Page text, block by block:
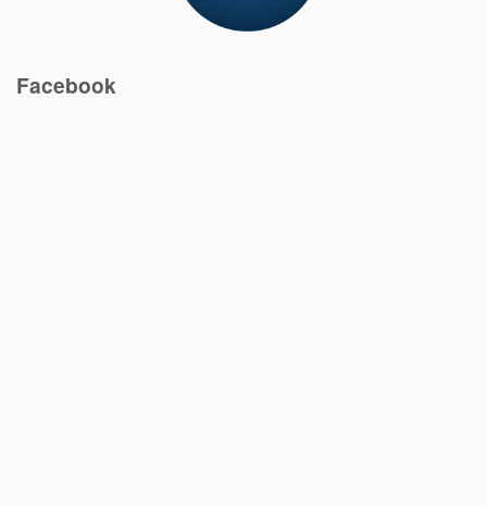
Facebook